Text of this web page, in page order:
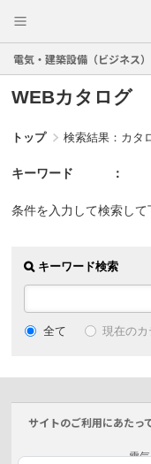
電気・建築設備（ビジネス）
WEBカタログ
トップ 検索結果：カタ
キーワード
条件を入力して検索して
キーワード検索
全て 現在のカ
サイトのご利用にあたっ
電